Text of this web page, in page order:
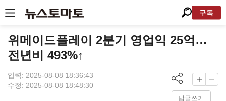
구독
위메이드플레이 2분기 영업익 25억…
전년비 493%↑
입력: 2025-08-08 18:36:43
수정: 2025-08-08 18:48:30
답글쓰기